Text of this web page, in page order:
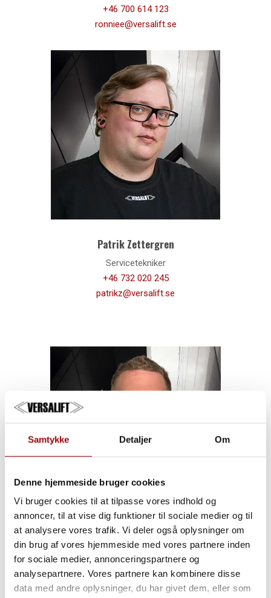
Samtykke Detaljer Om
Denne hjemmeside bruger cookies
Vi bruger cookies til at tilpasse vores indhold og
annoncer, til at vise dig funktioner til sociale medier og til
at analysere vores trafik. Vi deler også oplysninger om
din brug af vores hjemmeside med vores partnere inden
for sociale medier, annonceringspartnere og
analysepartnere. Vores partnere kan kombinere disse
data med andre oplysninger, du har givet dem, eller som
+46 700 614 123
ronniee@versalift.se
Patrik Zettergren
Servicetekniker
+46 732 020 245
patrikz@versalift.se
Patrik Larsson
Servicetekniker
+46 700 916 123
patrikl@versalift.se